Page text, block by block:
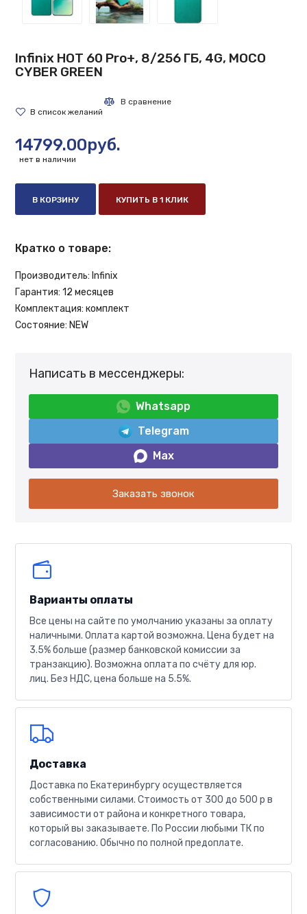
Infinix HOT 60 Pro+, 8/256 ГБ, 4G, MOCO
CYBER GREEN
14799.00руб.
нет в наличии
В КОРЗИНУ КУПИТЬ В 1 КЛИК
Кратко о товаре:
Производитель: Infinix
Гарантия: 12 месяцев
Комплектация: комплект
Состояние: NEW
Написать в мессенджеры:
Whatsapp
Telegram
Max
Заказать звонок
Варианты оплаты
Все цены на сайте по умолчанию указаны за оплату
наличными. Оплата картой возможна. Цена будет на
3.5% больше (размер банковской комиссии за
транзакцию). Возможна оплата по счёту для юр.
лиц. Без НДС, цена больше на 5.5%.
Доставка
Доставка по Екатеринбургу осуществляется
собственными силами. Стоимость от 300 до 500 р в
зависимости от района и конкретного товара,
который вы заказываете. По России любыми ТК по
согласованию. Обычно по полной предоплате.